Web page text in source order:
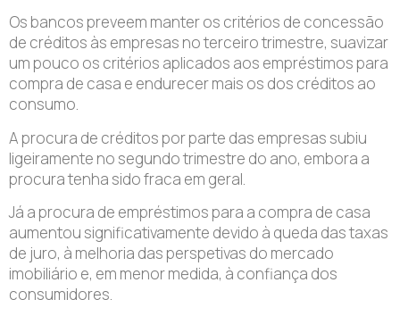
Os bancos preveem manter os critérios de concessão
de créditos às empresas no terceiro trimestre, suavizar
um pouco os critérios aplicados aos empréstimos para
compra de casa e endurecer mais os dos créditos ao
consumo.
A procura de créditos por parte das empresas subiu
ligeiramente no segundo trimestre do ano, embora a
procura tenha sido fraca em geral.
Já a procura de empréstimos para a compra de casa
aumentou significativamente devido à queda das taxas
de juro, à melhoria das perspetivas do mercado
imobiliário e, em menor medida, à confiança dos
consumidores.